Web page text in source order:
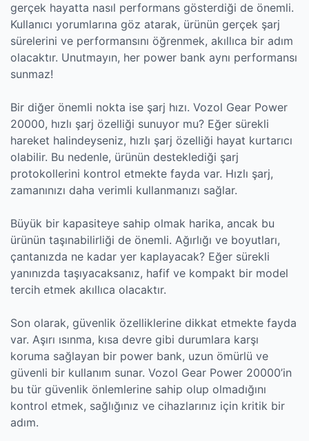
gerçek hayatta nasıl performans gösterdiği de önemli.
Kullanıcı yorumlarına göz atarak, ürünün gerçek şarj
sürelerini ve performansını öğrenmek, akıllıca bir adım
olacaktır. Unutmayın, her power bank aynı performansı
sunmaz!
Bir diğer önemli nokta ise şarj hızı. Vozol Gear Power
20000, hızlı şarj özelliği sunuyor mu? Eğer sürekli
hareket halindeyseniz, hızlı şarj özelliği hayat kurtarıcı
olabilir. Bu nedenle, ürünün desteklediği şarj
protokollerini kontrol etmekte fayda var. Hızlı şarj,
zamanınızı daha verimli kullanmanızı sağlar.
Büyük bir kapasiteye sahip olmak harika, ancak bu
ürünün taşınabilirliği de önemli. Ağırlığı ve boyutları,
çantanızda ne kadar yer kaplayacak? Eğer sürekli
yanınızda taşıyacaksanız, hafif ve kompakt bir model
tercih etmek akıllıca olacaktır.
Son olarak, güvenlik özelliklerine dikkat etmekte fayda
var. Aşırı ısınma, kısa devre gibi durumlara karşı
koruma sağlayan bir power bank, uzun ömürlü ve
güvenli bir kullanım sunar. Vozol Gear Power 20000’in
bu tür güvenlik önlemlerine sahip olup olmadığını
kontrol etmek, sağlığınız ve cihazlarınız için kritik bir
adım.